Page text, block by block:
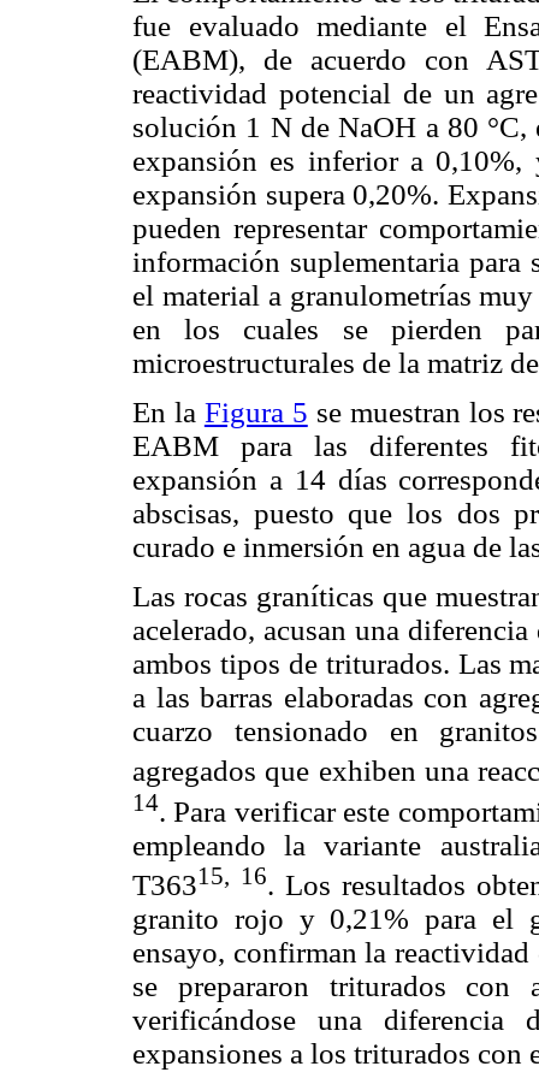
fue evaluado mediante el
(EABM), de acuerdo con
reactividad potencial de un
solución 1 N de NaOH a 80
expansión es inferior a
expansión supera 0,20%.
pueden representar
información suplementaria
el material a granulometrías
en los cuales se pierden
microestructurales de la matriz
En la Figura 5 se muestran los
EABM para las diferentes
expansión a 14 días
abscisas, puesto que los dos
curado e inmersión en agua de
Las rocas graníticas que
acelerado, acusan una
ambos tipos de triturados. Las
a las barras elaboradas con
cuarzo tensionado en
agregados que exhiben una
14. Para verificar este
empleando la variante
T36315, 16. Los resultados
granito rojo y 0,21% para el
ensayo, confirman la reactividad
se prepararon triturados con
verificándose una diferencia
expansiones a los triturados con